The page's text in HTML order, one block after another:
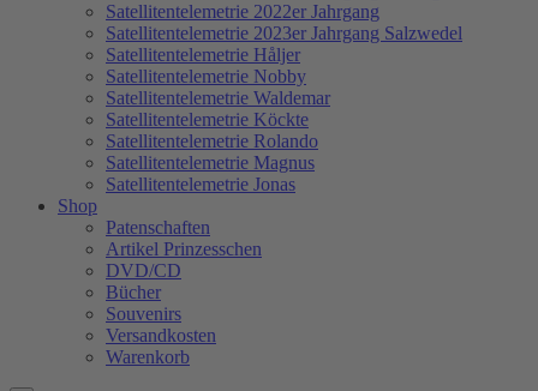
Satellitentelemetrie 2022er Jahrgang
Satellitentelemetrie 2023er Jahrgang Salzwedel
Satellitentelemetrie Håljer
Satellitentelemetrie Nobby
Satellitentelemetrie Waldemar
Satellitentelemetrie Köckte
Satellitentelemetrie Rolando
Satellitentelemetrie Magnus
Satellitentelemetrie Jonas
Shop
Patenschaften
Artikel Prinzesschen
DVD/CD
Bücher
Souvenirs
Versandkosten
Warenkorb